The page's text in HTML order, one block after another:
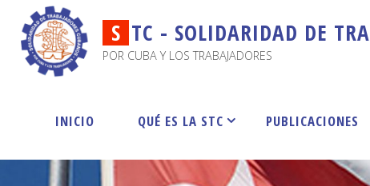
S TC - SOLIDARIDAD DE TRA
POR CUBA Y LOS TRABAJADORES
INICIO QUÉ ES LA STC PUBLICACIONES